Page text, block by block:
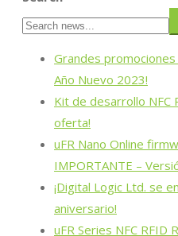
Grandes
Año Nuevo 2023!
Kit de desarrollo NFC
oferta!
uFR Nano Online
IMPORTANTE –
¡Digital Logic Ltd. se
aniversario!
uFR Series NFC RFID